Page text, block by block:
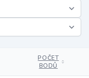
POČET
BODŮ